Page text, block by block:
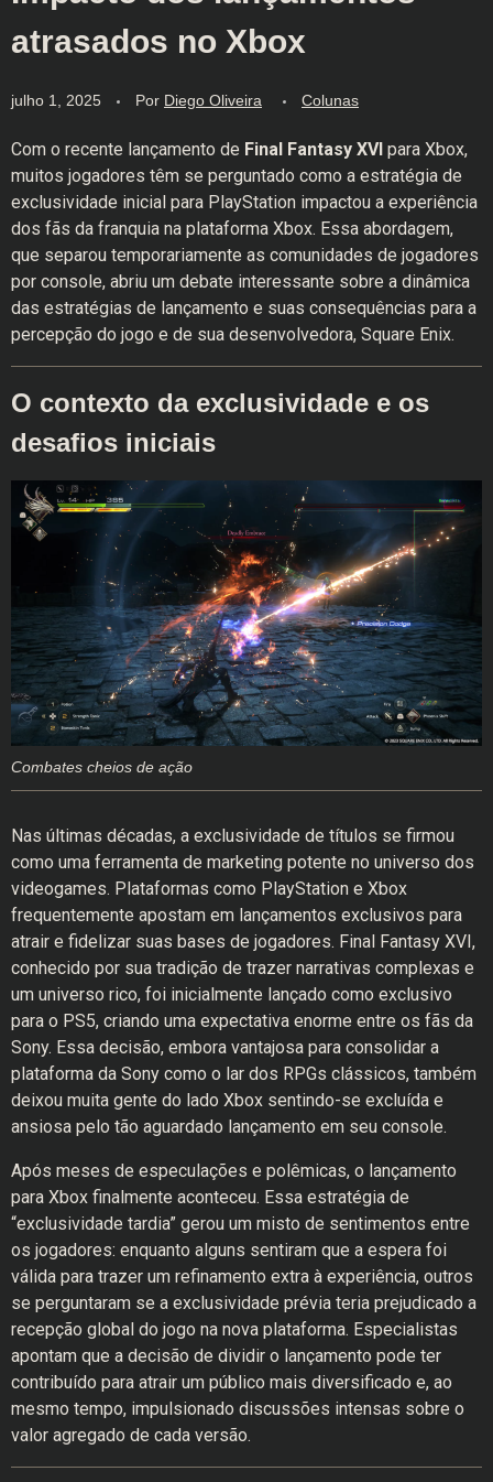
atrasados no Xbox
julho 1, 2025 Por Diego Oliveira Colunas
Com o recente lançamento de Final Fantasy XVI para Xbox,
muitos jogadores têm se perguntado como a estratégia de
exclusividade inicial para PlayStation impactou a experiência
dos fãs da franquia na plataforma Xbox. Essa abordagem,
que separou temporariamente as comunidades de jogadores
por console, abriu um debate interessante sobre a dinâmica
das estratégias de lançamento e suas consequências para a
percepção do jogo e de sua desenvolvedora, Square Enix.
O contexto da exclusividade e os
desafios iniciais
Combates cheios de ação
Nas últimas décadas, a exclusividade de títulos se firmou
como uma ferramenta de marketing potente no universo dos
videogames. Plataformas como PlayStation e Xbox
frequentemente apostam em lançamentos exclusivos para
atrair e fidelizar suas bases de jogadores. Final Fantasy XVI,
conhecido por sua tradição de trazer narrativas complexas e
um universo rico, foi inicialmente lançado como exclusivo
para o PS5, criando uma expectativa enorme entre os fãs da
Sony. Essa decisão, embora vantajosa para consolidar a
plataforma da Sony como o lar dos RPGs clássicos, também
deixou muita gente do lado Xbox sentindo-se excluída e
ansiosa pelo tão aguardado lançamento em seu console.
Após meses de especulações e polêmicas, o lançamento
para Xbox finalmente aconteceu. Essa estratégia de
“exclusividade tardia” gerou um misto de sentimentos entre
os jogadores: enquanto alguns sentiram que a espera foi
válida para trazer um refinamento extra à experiência, outros
se perguntaram se a exclusividade prévia teria prejudicado a
recepção global do jogo na nova plataforma. Especialistas
apontam que a decisão de dividir o lançamento pode ter
contribuído para atrair um público mais diversificado e, ao
mesmo tempo, impulsionado discussões intensas sobre o
valor agregado de cada versão.